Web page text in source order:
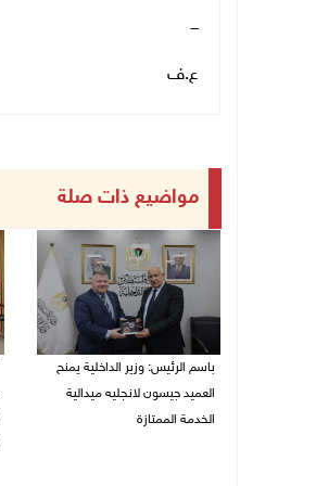
ـــ
ع.ف
مواضيع ذات صلة
باسم الرئيس: وزير الداخلية يمنح
العميد جيسون لانجليه ميدالية
الخدمة الممتازة